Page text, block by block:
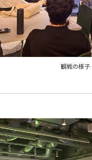
観戦の様子